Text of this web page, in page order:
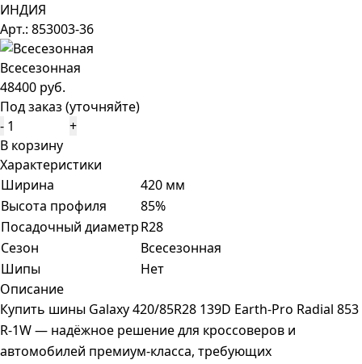
ИНДИЯ
Арт.: 853003-36
Всесезонная
48400 руб.
Под заказ (уточняйте)
-
+
В корзину
Характеристики
Ширина
420 мм
Высота профиля
85%
Посадочный диаметрR28
Сезон
Всесезонная
Шипы
Нет
Описание
Купить шины Galaxy 420/85R28 139D Earth-Pro Radial 853
R-1W — надёжное решение для кроссоверов и
автомобилей премиум-класса, требующих